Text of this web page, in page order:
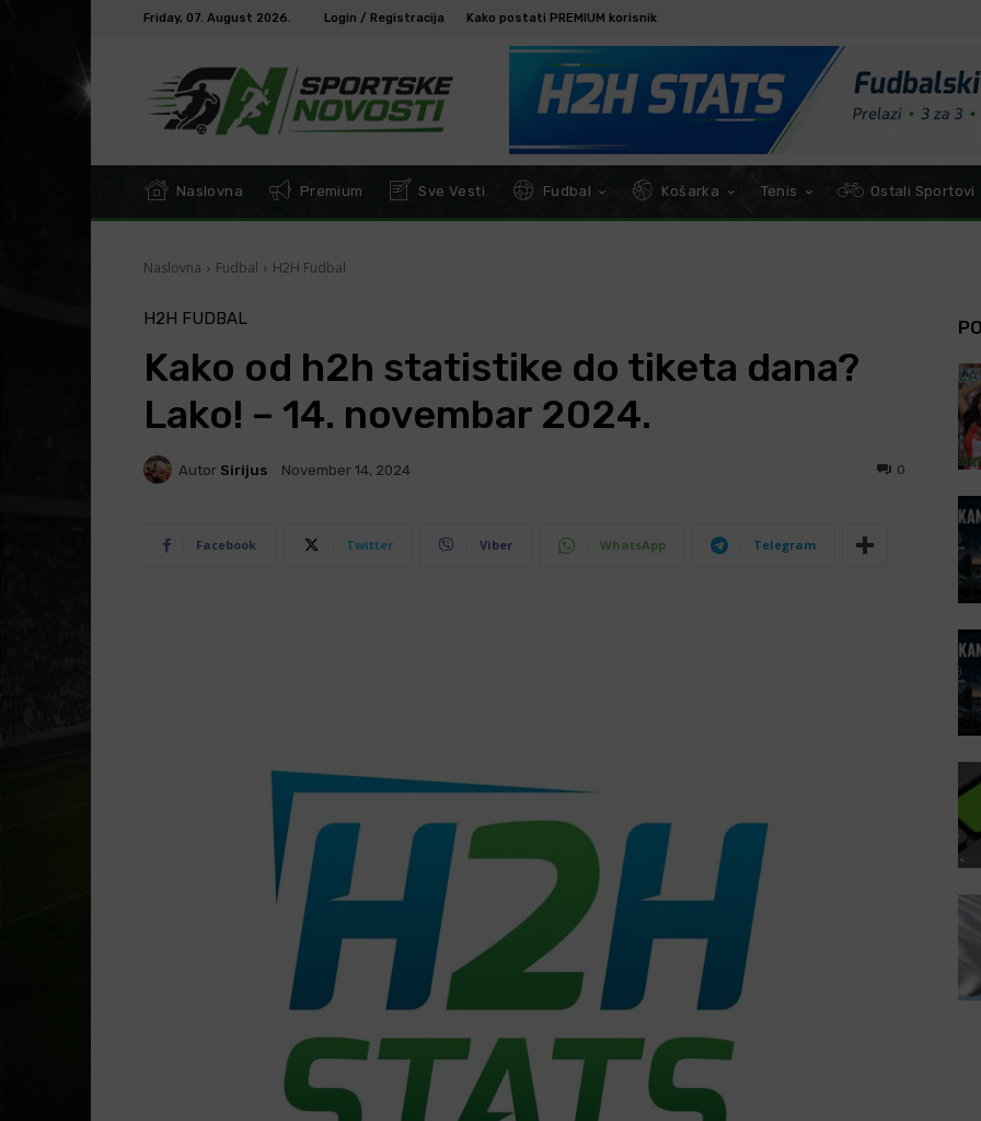
Friday, 07. August 2026. Login / Registracija Kako postati PREMIUM korisnik
Naslovna Premium Sve Vesti Fudbal Košarka Tenis Ostali Sportovi
Naslovna Fudbal H2H Fudbal
H2H FUDBAL
Kako od h2h statistike do tiketa dana?
Lako! – 14. novembar 2024.
Autor Sirijus November 14, 2024 0
Facebook Twitter Viber WhatsApp Telegram